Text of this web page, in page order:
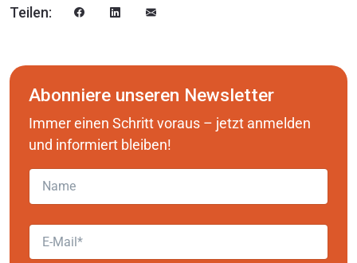
Teilen:
Abonniere unseren Newsletter
Immer einen Schritt voraus – jetzt anmelden
und informiert bleiben!
Name
E-Mail